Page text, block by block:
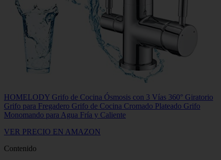
HOMELODY Grifo de Cocina Ósmosis con 3 Vías 360° Giratorio
Grifo para Fregadero Grifo de Cocina Cromado Plateado Grifo
Monomando para Agua Fría y Caliente
VER PRECIO EN AMAZON
Contenido